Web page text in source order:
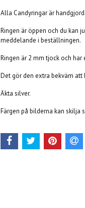
Alla Candyringar är
Ringen är öppen och du kan
meddelande i beställningen.
Ringen är 2 mm tjock och
Det gör den extra bekväm att
Äkta silver.
Färgen på bilderna kan skilja